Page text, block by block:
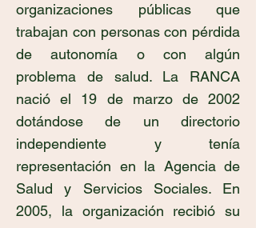
organizaciones públicas que
trabajan con personas con pérdida
de autonomía o con algún
problema de salud. La RANCA
nació el 19 de marzo de 2002
dotándose de un directorio
independiente y tenía
representación en la Agencia de
Salud y Servicios Sociales. En
2005, la organización recibió su